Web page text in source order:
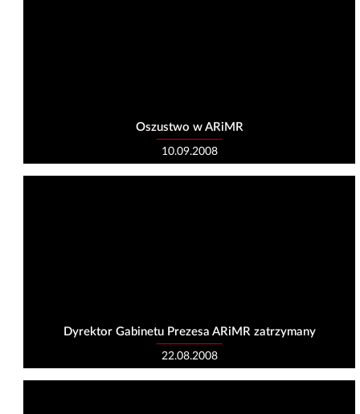
Oszustwo w ARiMR
10.09.2008
Dyrektor Gabinetu Prezesa ARiMR zatrzymany
22.08.2008